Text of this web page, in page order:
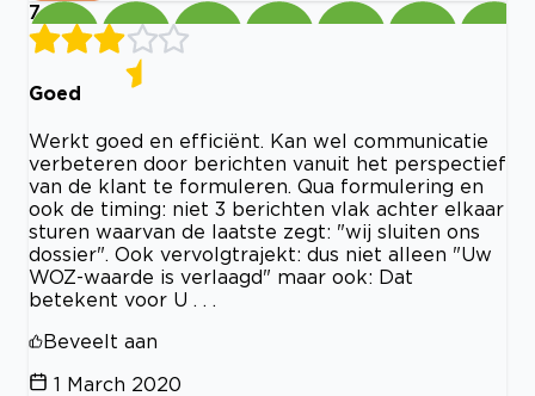
7
Goed
Werkt goed en efficiënt. Kan wel communicatie
verbeteren door berichten vanuit het perspectief
van de klant te formuleren. Qua formulering en
ook de timing: niet 3 berichten vlak achter elkaar
sturen waarvan de laatste zegt: "wij sluiten ons
dossier". Ook vervolgtrajekt: dus niet alleen "Uw
WOZ-waarde is verlaagd" maar ook: Dat
betekent voor U . . .
Beveelt aan
1 March 2020